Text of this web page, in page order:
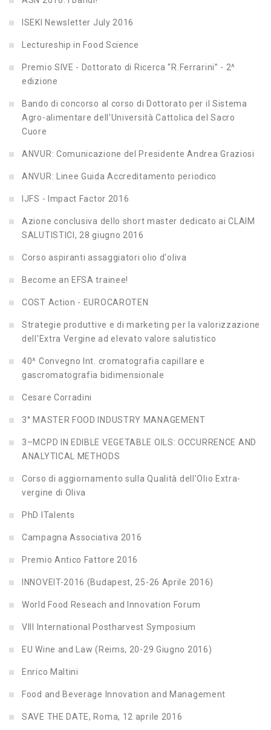
ISEKI Newsletter July 2016
Lectureship in Food Science
Premio SIVE - Dottorato di Ricerca “R.Ferrarini” - 2^
edizione
Bando di concorso al corso di Dottorato per il Sistema
Agro-alimentare dell'Università Cattolica del Sacro
Cuore
ANVUR: Comunicazione del Presidente Andrea Graziosi
ANVUR: Linee Guida Accreditamento periodico
IJFS - Impact Factor 2016
Azione conclusiva dello short master dedicato ai CLAIM
SALUTISTICI, 28 giugno 2016
Corso aspiranti assaggiatori olio d'oliva
Become an EFSA trainee!
COST Action - EUROCAROTEN
Strategie produttive e di marketing per la valorizzazione
dell'Extra Vergine ad elevato valore salutistico
40^ Convegno Int. cromatografia capillare e
gascromatografia bidimensionale
Cesare Corradini
3° MASTER FOOD INDUSTRY MANAGEMENT
3–MCPD IN EDIBLE VEGETABLE OILS: OCCURRENCE AND
ANALYTICAL METHODS
Corso di aggiornamento sulla Qualità dell’Olio Extra-
vergine di Oliva
PhD ITalents
Campagna Associativa 2016
Premio Antico Fattore 2016
INNOVEIT-2016 (Budapest, 25-26 Aprile 2016)
World Food Reseach and Innovation Forum
VIII International Postharvest Symposium
EU Wine and Law (Reims, 20-29 Giugno 2016)
Enrico Maltini
Food and Beverage Innovation and Management
SAVE THE DATE, Roma, 12 aprile 2016